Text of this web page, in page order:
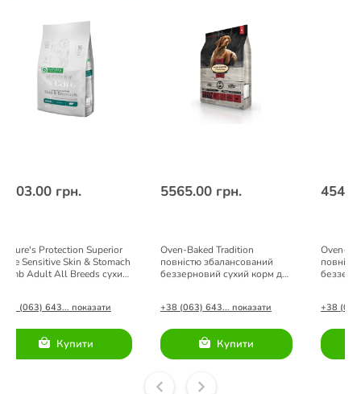
1003.00 грн.
Nature's Protection Superior
Care Sensitive Skin & Stomach
Lamb Adult All Breeds сухий
+38 (063) 643... показати
Купити
5565.00 грн.
Oven-Baked Tradition
повністю збалансований
беззерновий сухий корм для
+38 (063) 643... показати
Купити
Oven-
+38